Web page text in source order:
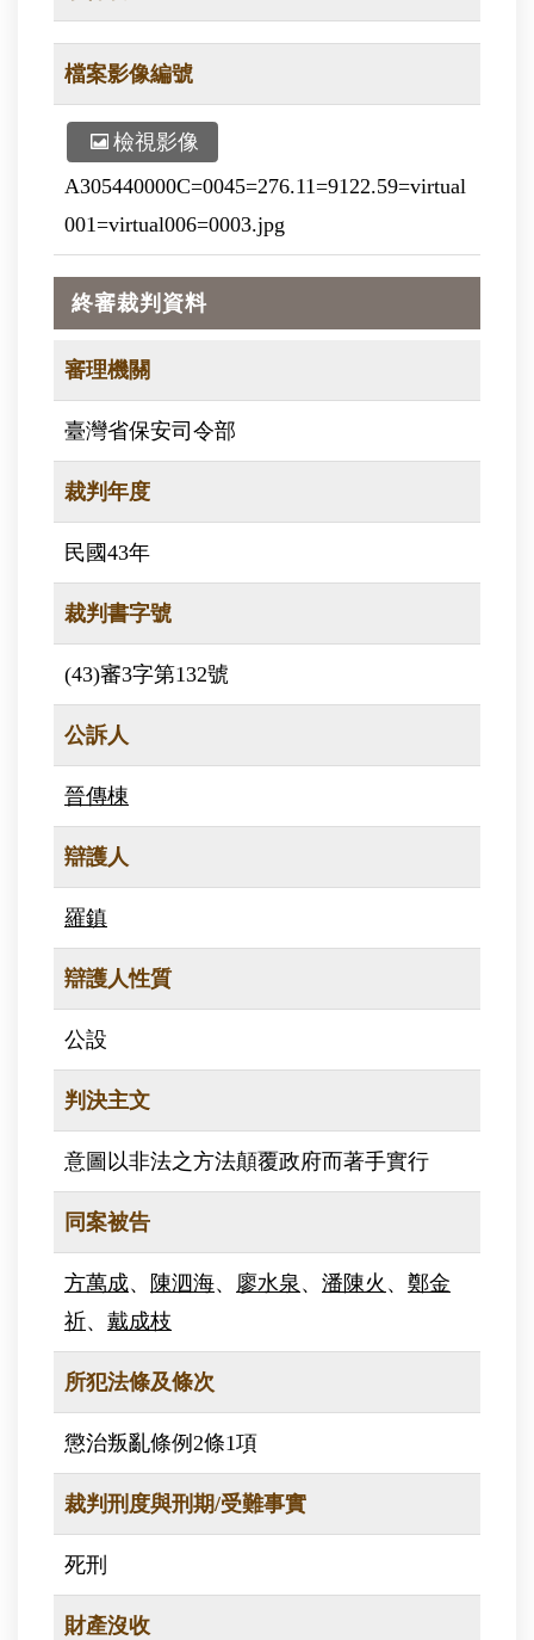
檔案影像編號
檢視影像
A305440000C=0045=276.11=9122.59=virtual
001=virtual006=0003.jpg
終審裁判資料
審理機關
臺灣省保安司令部
裁判年度
民國43年
裁判書字號
(43)審3字第132號
公訴人
晉傳棟
辯護人
羅鎮
辯護人性質
公設
判決主文
意圖以非法之方法顛覆政府而著手實行
同案被告
方萬成、 陳泗海、 廖水泉 、 潘陳火 、 鄭金
祈、 戴成枝
所犯法條及條次
懲治叛亂條例2條1項
裁判刑度與刑期/受難事實
死刑
財產沒收